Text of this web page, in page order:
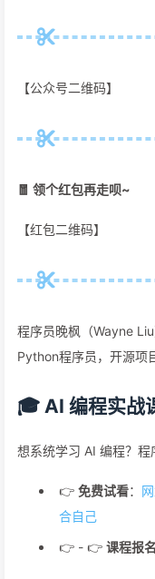
【公众号二维码】
🧧 领个红包再走呗~
【红包二维码】
程序员晚枫（Wayne
Python程序员，开源项
🎓 AI 编程实战
想系统学习 AI 编程？程
👉 免费试看：
合自己
👉 - 👉 课程报名